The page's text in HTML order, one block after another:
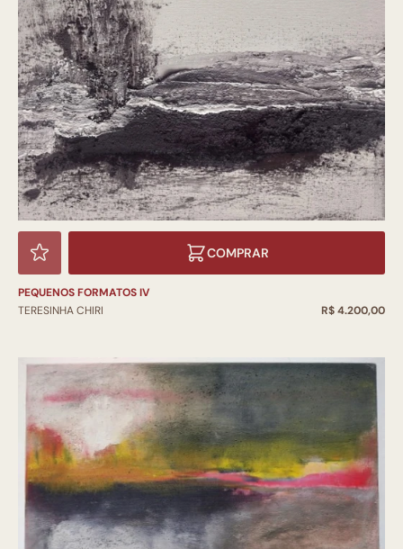
COMPRAR
PEQUENOS FORMATOS IV
TERESINHA CHIRI
R$ 4.200,00